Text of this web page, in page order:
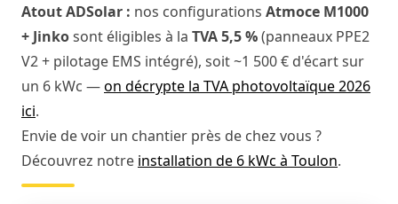
Atout ADSolar : nos configurations Atmoce M1000
+ Jinkosont éligibles à la TVA 5,5 %(panneaux PPE2
V2 + pilotage EMS intégré), soit ~1 500 € d'écart sur
un 6 kWc —on décrypte la TVA photovoltaïque 2026
ici.
Envie de voir un chantier près de chez vous ?
Découvrez notre installation de 6 kWc à Toulon.